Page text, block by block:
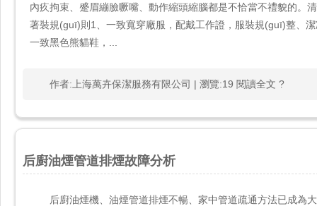
內疚拘束、蹙眉繃臉噘嘴、動作縮頭縮腦都是不恰當不禮貌的
著裝規(guī)則1、一致寬穿廠服，配戴工作證，服裝規(guī)整
一致黑色熊貓鞋，...
作者:上海萬卉保潔服務有限公司 | 瀏覽:19 閱讀全文 ?
后廚油煙管道排煙故障分析
后廚油煙機、油煙管道排煙不暢、家中管道疏通方法已成